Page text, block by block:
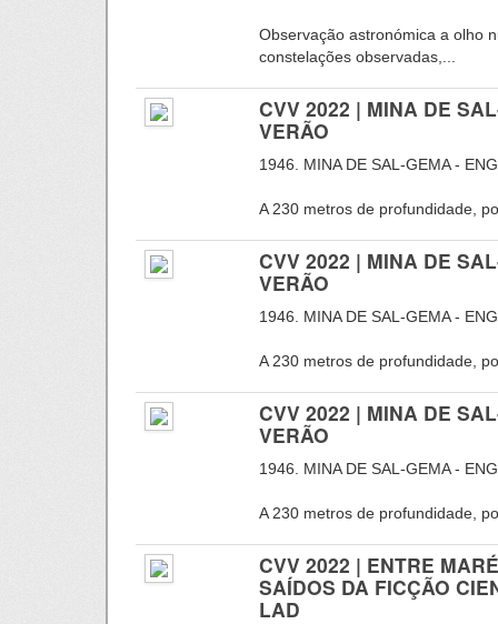
Observação astronómica a olho
constelações observadas,...
CVV 2022 | MINA DE
VERÃO
1946. MINA DE SAL-GEMA -
A 230 metros de profundidade,
CVV 2022 | MINA DE
VERÃO
1946. MINA DE SAL-GEMA -
A 230 metros de profundidade,
CVV 2022 | MINA DE
VERÃO
1946. MINA DE SAL-GEMA -
A 230 metros de profundidade,
CVV 2022 | ENTRE
SAÍDOS DA FICÇÃO
LAD